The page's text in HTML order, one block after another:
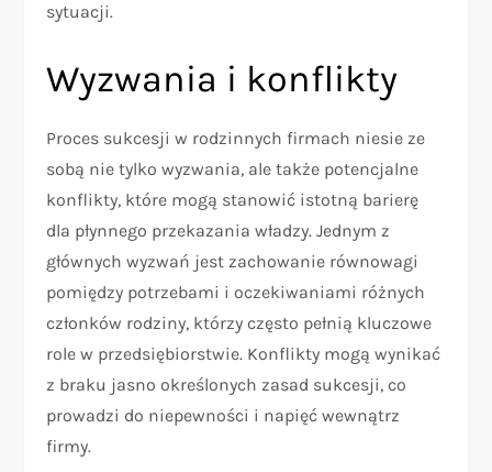
sytuacji.
Wyzwania i konflikty
Proces sukcesji w rodzinnych firmach niesie ze
sobą nie tylko wyzwania, ale także potencjalne
konflikty, które mogą stanowić istotną barierę
dla płynnego przekazania władzy. Jednym z
głównych wyzwań jest zachowanie równowagi
pomiędzy potrzebami i oczekiwaniami różnych
członków rodziny, którzy często pełnią kluczowe
role w przedsiębiorstwie. Konflikty mogą wynikać
z braku jasno określonych zasad sukcesji, co
prowadzi do niepewności i napięć wewnątrz
firmy.